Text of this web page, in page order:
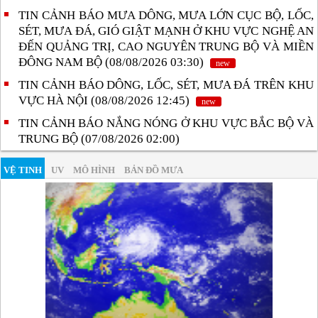
TIN CẢNH BÁO MƯA DÔNG, MƯA LỚN CỤC BỘ, LỐC,
SÉT, MƯA ĐÁ, GIÓ GIẬT MẠNH Ở KHU VỰC NGHỆ AN
ĐẾN QUẢNG TRỊ, CAO NGUYÊN TRUNG BỘ VÀ MIỀN
ĐÔNG NAM BỘ (08/08/2026 03:30)
new
TIN CẢNH BÁO DÔNG, LỐC, SÉT, MƯA ĐÁ TRÊN KHU
VỰC HÀ NỘI (08/08/2026 12:45)
new
TIN CẢNH BÁO NẮNG NÓNG Ở KHU VỰC BẮC BỘ VÀ
TRUNG BỘ (07/08/2026 02:00)
VỆ TINH UV MÔ HÌNH BẢN ĐỒ MƯA